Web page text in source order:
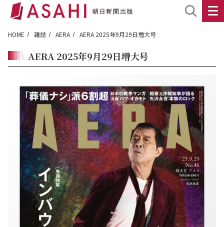
HOME 雑誌 AERA AERA 2025年9月29日増大号
AERA 2025年9月29日増大号